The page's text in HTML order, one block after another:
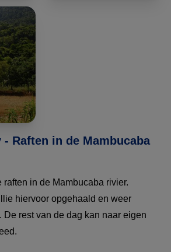
- Raften in de Mambucaba
in de Mambucaba rivier.
hiervoor opgehaald en weer
De rest van de dag kan naar eigen